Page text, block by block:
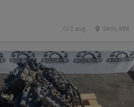
Seini, MM
2 aug.